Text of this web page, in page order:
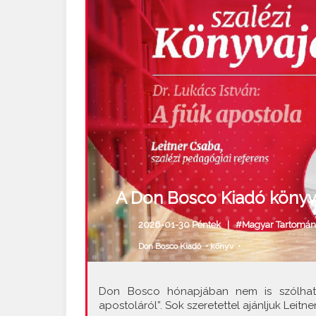
A Don Bosco Kiadó
2026-01-30 Péntek |#Magyar
Don Bosco Kiadó•könyv•
Don Bosco hónapjában nem is
apostoláról”. Sok szeretettel ajánljuk